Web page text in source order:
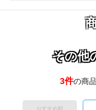
その他
3件の商
おすすめ順